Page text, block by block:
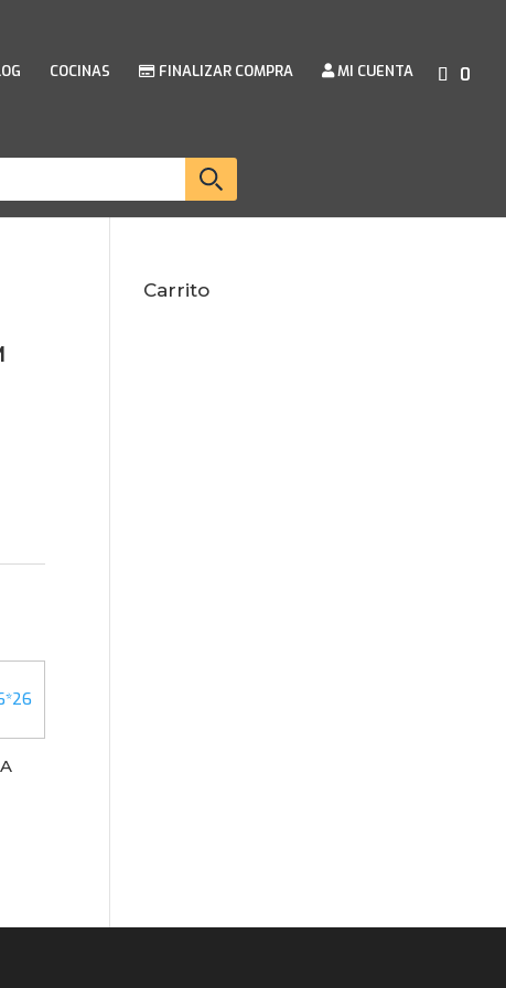
COCINAS FINALIZAR COMPRA MI CUENTA 0
Carrito